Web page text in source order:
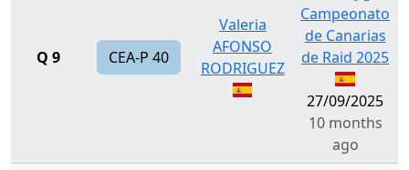
Q 9 CEA-P 40
Valeria
AFONSO
RODRIGUEZ
Campeonato
de Canarias
de Raid 2025
27/09/2025
10 months
ago